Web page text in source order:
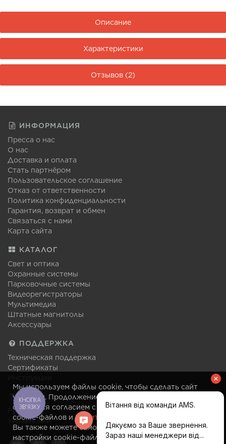
Мы используем файлы cookie, чтобы сделать сайт
удобным. Продолжение посещения сайта
считается согласием с правилами использования
cookie-файлов иПолитикой конфиденциальности
Вы также можете самостоятельно изменить
настройки cookie-файлов в своем браузере в
Описание
Характеристики
Отзывов (2)
ИНФОРМАЦИЯ
Пресса о нас
О нас
Доставка и оплата
Стать партнёром
Пользовательское соглашение
Отказ от ответственности
Политика конфиденциальности
Гарантия, возврат и обмен
Связаться с нами
Карта сайта
КАТАЛОГ
Свет и оптика
Охранные системы
Парковочные системы
Видеорегистраторы
Мультимедиа
Штатные магнитолы
Аксессуары
ПОДДЕРЖКА
Техническая поддержка
Сертификаты
ЯЗЫК
Русский
Украинский
КНОПКА
ЗВ'ЯЗКУ